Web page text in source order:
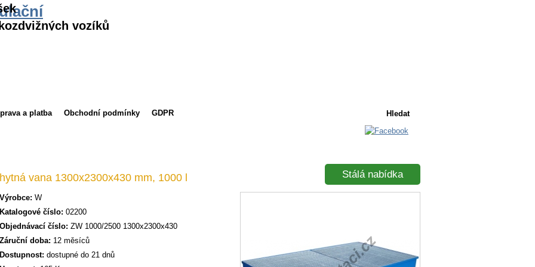
vozíků
a platba Obchodní podmínky GDPR
vana 1300x2300x430 mm, 1000 l
Výrobce: W
Katalogové číslo: 02200
Objednávací číslo: ZW 1000/2500 1300x2300x430
Záruční doba: 12 měsíců
Dostupnost: dostupné do 21 dnů
Stálá nabídka